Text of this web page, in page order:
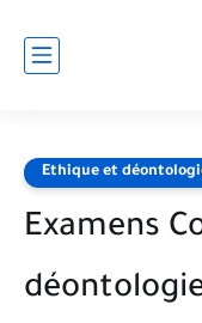
Ethique et
Examens